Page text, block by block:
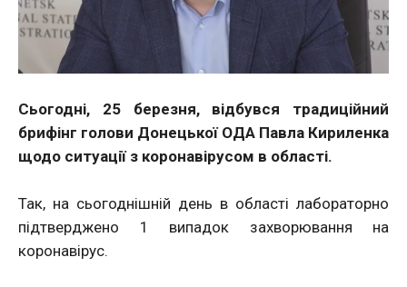
Сьогодні, 25 березня, відбувся традиційний
брифінг голови Донецької ОДА Павла Кириленка
щодо ситуації з коронавірусом в області.
Так, на сьогоднішній день в області лабораторно
підтверджено 1 випадок захворювання на
коронавірус.